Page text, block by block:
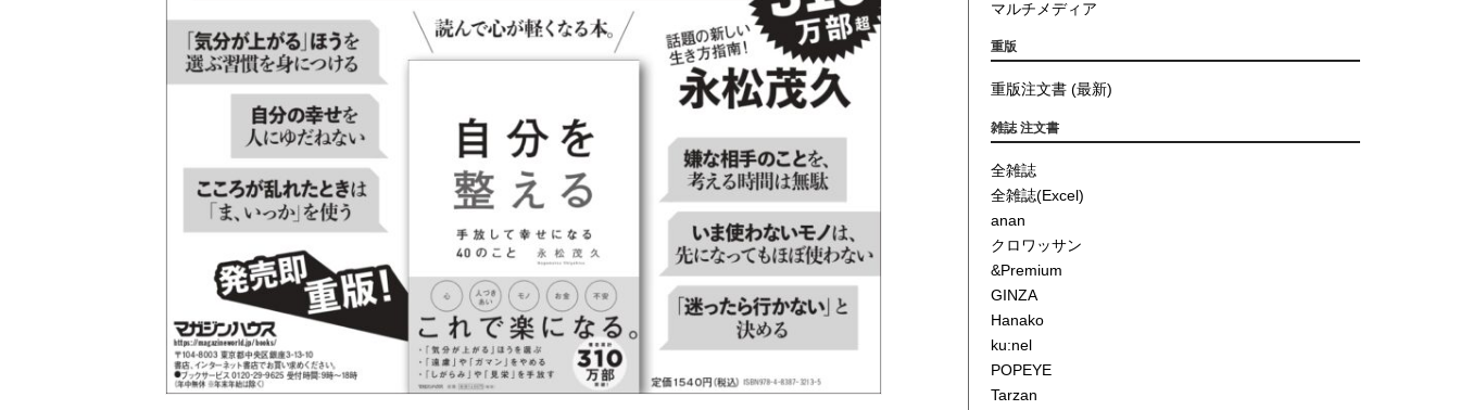
マルチメディア
重版
重版注文書 (最新)
雑誌 注文書
全雑誌
全雑誌(Excel)
anan
クロワッサン
&Premium
GINZA
Hanako
ku:nel
POPEYE
Tarzan